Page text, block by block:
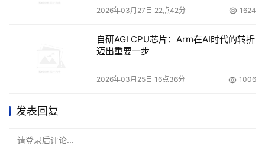
2026年03月27日 22点42分 1624
自研AGI CPU芯片：Arm在AI时代的转折
迈出重要一步
2026年03月25日 16点36分 1006
发表回复
请登录后评论...